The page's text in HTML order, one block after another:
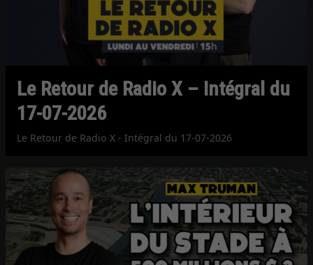
Le Retour de Radio X – Intégral du
17-07-2026
Le Retour de Radio X - Intégral du 17-07-2026